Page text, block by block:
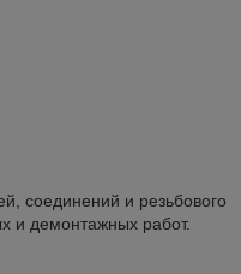
соединений и резьбового
и демонтажных работ.